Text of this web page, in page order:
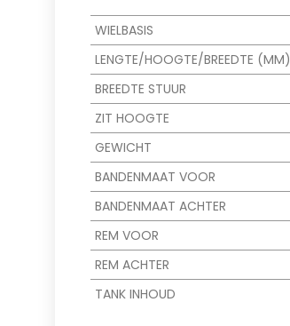
WIELBASIS
LENGTE/HOOGTE/BREEDTE (MM)
BREEDTE STUUR
ZIT HOOGTE
GEWICHT
BANDENMAAT VOOR
BANDENMAAT ACHTER
REM VOOR
REM ACHTER
TANK INHOUD